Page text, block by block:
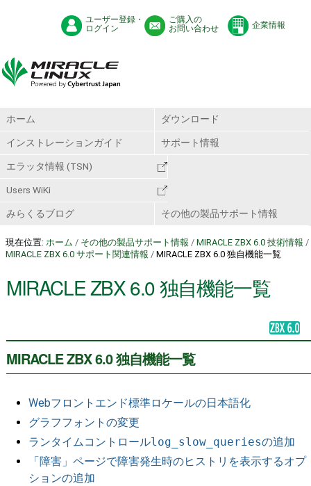
ユーザー登録・
ログイン
ご購入の
お問い合わせ
企業情報
ホーム ダウンロード
インストレーションガイド サポート情報
エラッタ情報 (TSN)
Users WiKi
みらくるブログ その他の製品サポート情報
現在位置: ホーム / その他の製品サポート情報 / MIRACLE ZBX 6.0 技術情報 /
MIRACLE ZBX 6.0 サポート関連情報 / MIRACLE ZBX 6.0 独自機能一覧
MIRACLE ZBX 6.0 独自機能一覧
MIRACLE ZBX 6.0 独自機能一覧
Webフロントエンド標準ロケールの日本語化
グラフフォントの変更
ランタイムコントロールlog_slow_queriesの追加
「障害」ページで障害発生時のヒストリを表示するオプ
ションの追加